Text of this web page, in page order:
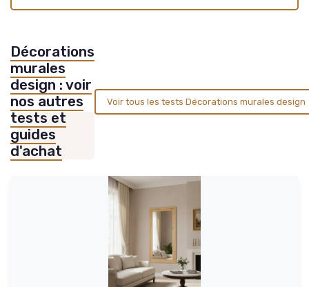
Décorations
murales
design : voir
nos autres
tests et
guides
d'achat
Voir tous les tests Décorations murales